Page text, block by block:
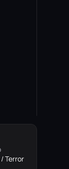
Terror